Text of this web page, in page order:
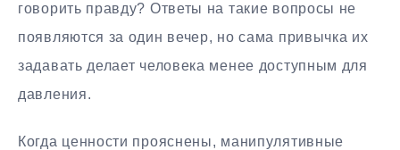
говорить правду? Ответы на такие вопросы не
появляются за один вечер, но сама привычка их
задавать делает человека менее доступным для
давления.
Когда ценности прояснены, манипулятивные